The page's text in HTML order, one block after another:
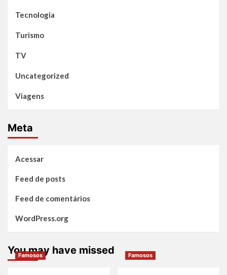
Tecnologia
Turismo
TV
Uncategorized
Viagens
Meta
Acessar
Feed de posts
Feed de comentários
WordPress.org
You may have missed
Famosos Famosos